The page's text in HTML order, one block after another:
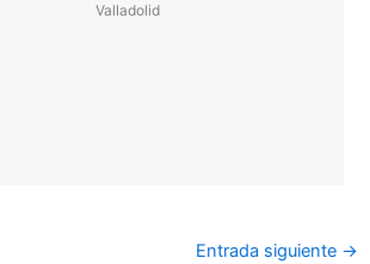
Valladolid
Entrada siguiente →